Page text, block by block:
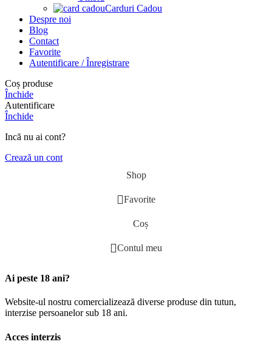
Carduri Cadou
Despre noi
Blog
Contact
Favorite
Autentificare / Înregistrare
Coș produse
Închide
Autentificare
Închide
Incă nu ai cont?
Crează un cont
Shop
Favorite
Coș
Contul meu
Ai peste 18 ani?
Website-ul nostru comercializează diverse produse din tutun,
interzise persoanelor sub 18 ani.
Acces interzis